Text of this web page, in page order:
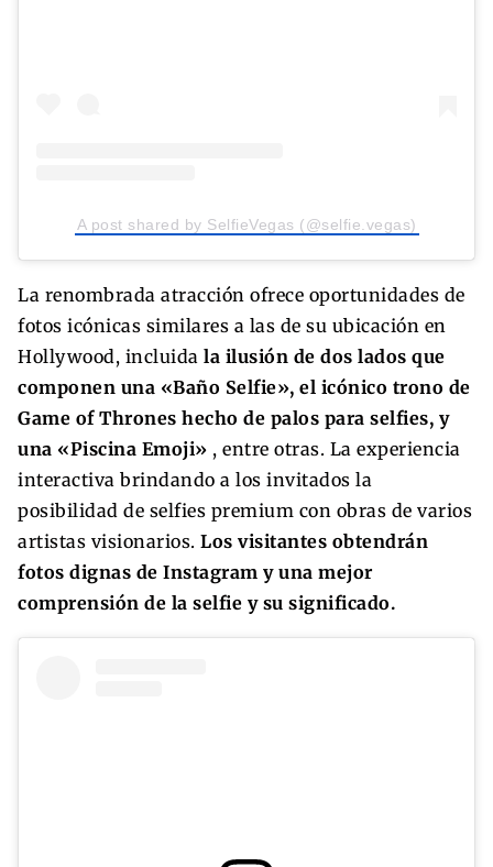
A post shared by SelfieVegas (@selfie.vegas)
La renombrada atracción ofrece oportunidades de
fotos icónicas similares a las de su ubicación en
Hollywood, incluida la ilusión de dos lados que
componen una «Baño Selfie», el icónico trono de
Game of Thrones hecho de palos para selfies, y
una «Piscina Emoji» , entre otras. La experiencia
interactiva brindando a los invitados la
posibilidad de selfies premium con obras de varios
artistas visionarios. Los visitantes obtendrán
fotos dignas de Instagram y una mejor
comprensión de la selfie y su significado.